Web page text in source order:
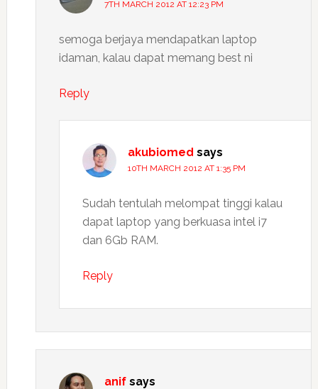
7TH MARCH 2012 AT 12:23 PM
semoga berjaya mendapatkan laptop
idaman, kalau dapat memang best ni
Reply
akubiomed says
10TH MARCH 2012 AT 1:35 PM
Sudah tentulah melompat tinggi kalau
dapat laptop yang berkuasa intel i7
dan 6Gb RAM.
Reply
anif says